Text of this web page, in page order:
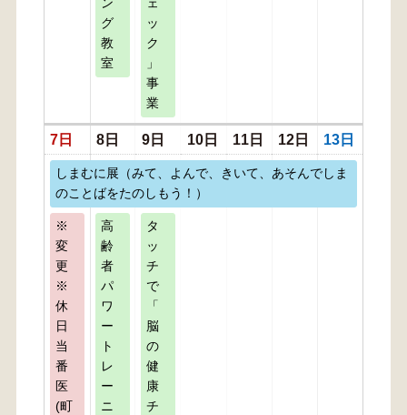
ン
グ
教
室
ェ
ッ
ク
」
事
業
7日 8日 9日 10日 11日 12日 13日
しまむに展（みて、よんで、きいて、あそんでしま
のことばをたのしもう！）
※
変
更
※
休
日
当
番
医
(町
高
齢
者
パ
ワ
ー
ト
レ
ー
ニ
タ
ッ
チ
で
「
脳
の
健
康
チ